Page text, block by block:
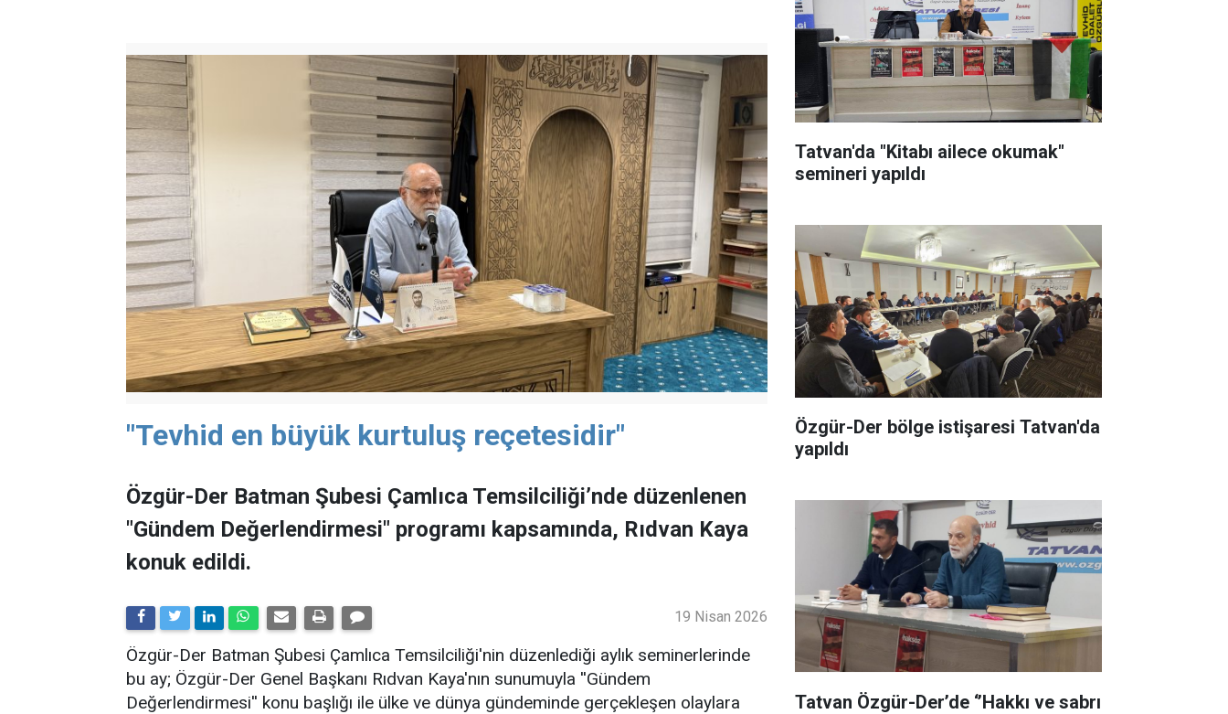
"Tevhid en büyük kurtuluş reçetesidir"
Özgür-Der Batman Şubesi Çamlıca Temsilciliği’nde düzenlenen
"Gündem Değerlendirmesi" programı kapsamında, Rıdvan Kaya
konuk edildi.
19 Nisan 2026
​Özgür-Der Batman Şubesi Çamlıca Temsilciliği'nin düzenlediği aylık seminerlerinde
bu ay; Özgür-Der Genel Başkanı Rıdvan Kaya'nın sunumuyla ''Gündem
Değerlendirmesi'' konu başlığı ile ülke ve dünya gündeminde gerçekleşen olaylara
Tatvan'da "Kitabı ailece okumak"
semineri yapıldı
Özgür-Der bölge istişaresi Tatvan'da
yapıldı
Tatvan Özgür-Der’de ‘’Hakkı ve sabrı